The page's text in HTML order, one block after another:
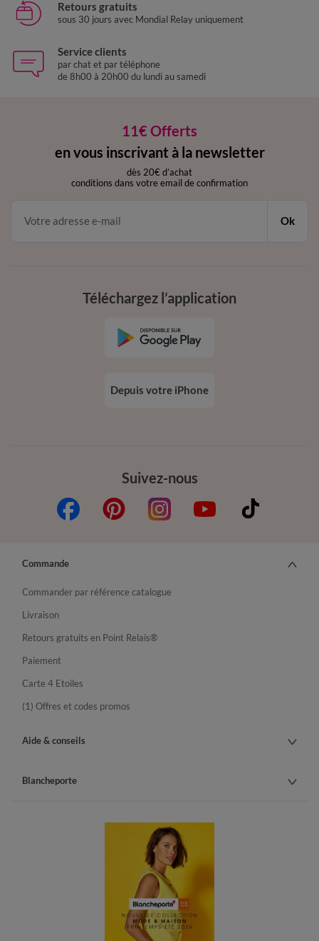
Retours gratuits
sous 30 jours avec Mondial Relay uniquement
Service clients
par chat et par téléphone
de 8h00 à 20h00 du lundi au samedi
11€ Offerts
en vous inscrivant à la newsletter
dès 20€ d’achat
conditions dans votre email de confirmation
Ok
Suivez-nous
Téléchargez l’application
Depuis votre iPhone
Commande
Commander par référence catalogue
Livraison
Retours gratuits en Point Relais®
Paiement
Carte 4 Etoiles
(1) Offres et codes promos
Aide & conseils
Blancheporte